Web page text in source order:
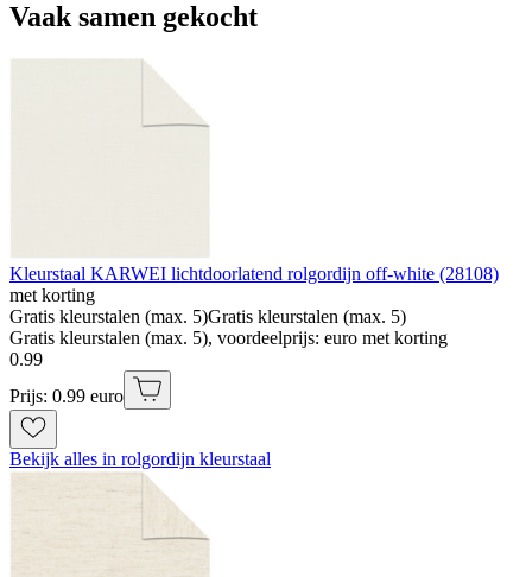
Vaak samen gekocht
Kleurstaal KARWEI lichtdoorlatend rolgordijn off-white (28108)
met korting
Gratis kleurstalen (max. 5)Gratis kleurstalen (max. 5)
Gratis kleurstalen (max. 5), voordeelprijs: euro met korting
0.99
Prijs: 0.99 euro
Bekijk alles in rolgordijn kleurstaal